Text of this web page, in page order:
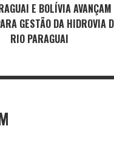
E BOLÍVIA AVANÇAM
GESTÃO DA HIDROVIA
RIO PARAGUAI